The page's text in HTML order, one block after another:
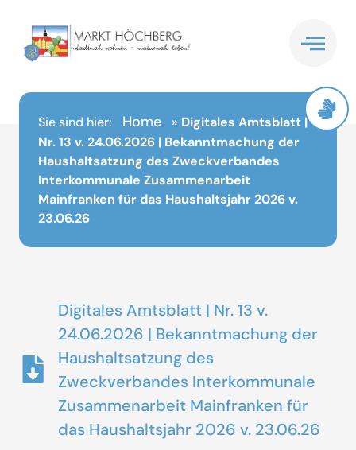
springen
Sie sind hier: Home » Digitales Amtsblatt |
Nr. 13 v. 24.06.2026 | Bekanntmachung der
Haushaltsatzung des Zweckverbandes
Interkommunale Zusammenarbeit
Mainfranken für das Haushaltsjahr 2026 v.
23.06.26
Digitales Amtsblatt | Nr. 13 v.
24.06.2026 | Bekanntmachung der
Haushaltsatzung des
Zweckverbandes Interkommunale
Zusammenarbeit Mainfranken für
das Haushaltsjahr 2026 v. 23.06.26